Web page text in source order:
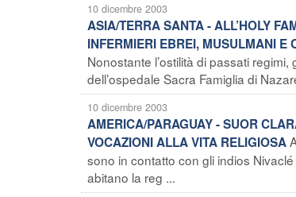
10 dicembre 2003
ASIA/TERRA SANTA - ALL’HOLY
INFERMIERI EBREI, MUSULMANI E
Nonostante l’ostilità di passati
dell’ospedale Sacra Famiglia di
10 dicembre 2003
AMERICA/PARAGUAY - SUOR
VOCAZIONI ALLA VITA RELIGIOSA
sono in contatto con gli indios
abitano la reg ...